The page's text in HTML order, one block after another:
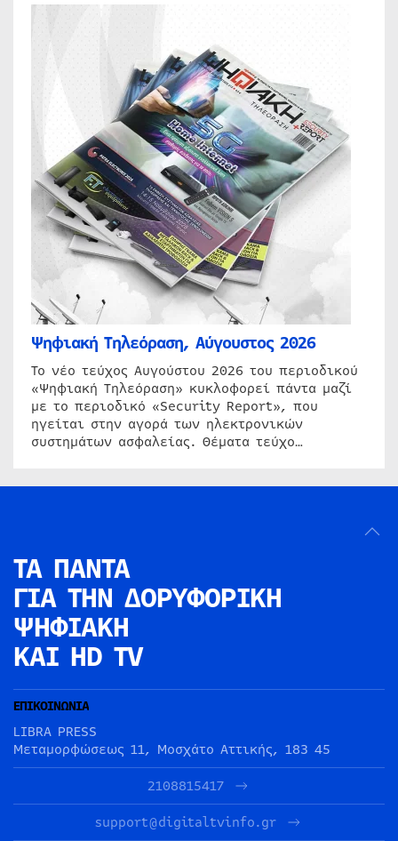
Ψηφιακή Τηλεόραση, Αύγουστος 2026
Το νέο τεύχος Αυγούστου 2026 του περιοδικού
«Ψηφιακή Τηλεόραση» κυκλοφορεί πάντα μαζί
με το περιοδικό «Security Report», που
ηγείται στην αγορά των ηλεκτρονικών
συστημάτων ασφαλείας. Θέματα τεύχο…
ΤΑ ΠΑΝΤΑ
ΓΙΑ ΤΗΝ ΔΟΡΥΦΟΡΙΚΗ
ΨΗΦΙΑΚΗ
ΚΑΙ HD TV
ΕΠΙΚΟΙΝΩΝΙΑ
LIBRA PRESS
Μεταμορφώσεως 11, Μοσχάτο Αττικής, 183 45
2108815417
support@digitaltvinfo.gr